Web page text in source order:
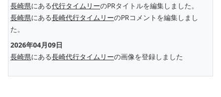
長崎県にある代行タイムリーのPRタイトルを編集しました。
長崎県にある長崎代行タイムリーのPRコメントを編集しまし
た。
2026年04月09日
長崎県にある長崎代行タイムリーの画像を登録しました